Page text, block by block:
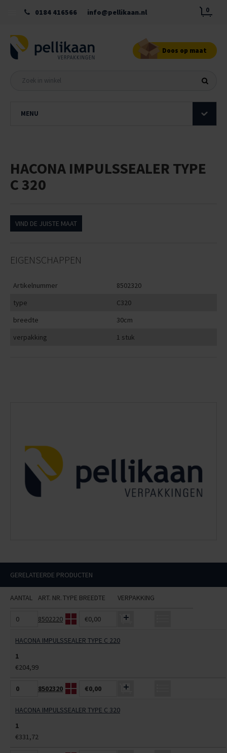
0184 416566 info@pellikaan.nl 0
Doos op maat
MENU
HACONA IMPULSSEALER TYPE
C 320
VIND DE JUISTE MAAT
EIGENSCHAPPEN
Artikelnummer
8502320
type
C320
breedte
30cm
verpakking
1 stuk
GERELATEERDE PRODUCTEN
AANTAL ART. NR.TYPE BREEDTE VERPAKKING
8502220 €0,00
HACONA IMPULSSEALER TYPE C 220
1
€204,99
8502320 €0,00
HACONA IMPULSSEALER TYPE C 320
1
€331,72